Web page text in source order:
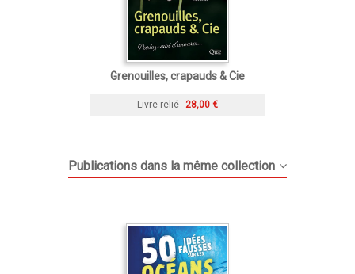
Grenouilles, crapauds & Cie
Livre relié 28,00 €
Publications dans la même collection